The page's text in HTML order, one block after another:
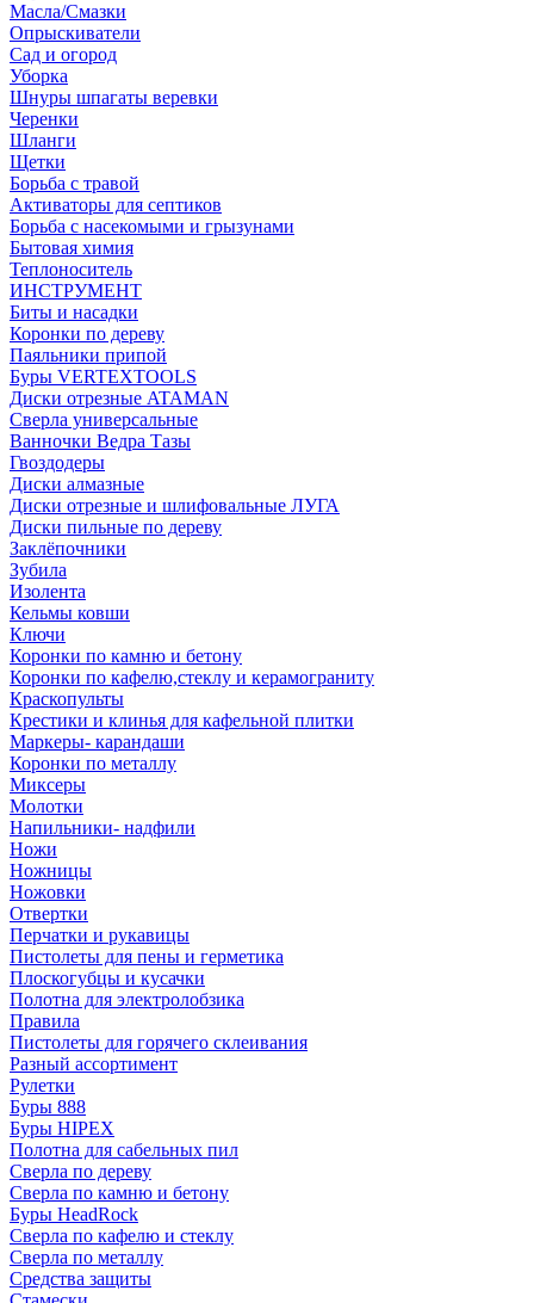
Масла/Смазки
Опрыскиватели
Сад и огород
Уборка
Шнуры шпагаты веревки
Черенки
Шланги
Щетки
Борьба с травой
Активаторы для септиков
Борьба с насекомыми и грызунами
Бытовая химия
Теплоноситель
ИНСТРУМЕНТ
Биты и насадки
Коронки по дереву
Паяльники припой
Буры VERTEXTOOLS
Диски отрезные ATAMAN
Сверла универсальные
Ванночки Ведра Тазы
Гвоздодеры
Диски алмазные
Диски отрезные и шлифовальные ЛУГА
Диски пильные по дереву
Заклёпочники
Зубила
Изолента
Кельмы ковши
Ключи
Коронки по камню и бетону
Коронки по кафелю,стеклу и керамограниту
Краскопульты
Крестики и клинья для кафельной плитки
Маркеры- карандаши
Коронки по металлу
Миксеры
Молотки
Напильники- надфили
Ножи
Ножницы
Ножовки
Отвертки
Перчатки и рукавицы
Пистолеты для пены и герметика
Плоскогубцы и кусачки
Полотна для электролобзика
Правила
Пистолеты для горячего склеивания
Разный ассортимент
Рулетки
Буры 888
Буры HIPEX
Полотна для сабельных пил
Сверла по дереву
Сверла по камню и бетону
Буры HeadRock
Сверла по кафелю и стеклу
Сверла по металлу
Средства защиты